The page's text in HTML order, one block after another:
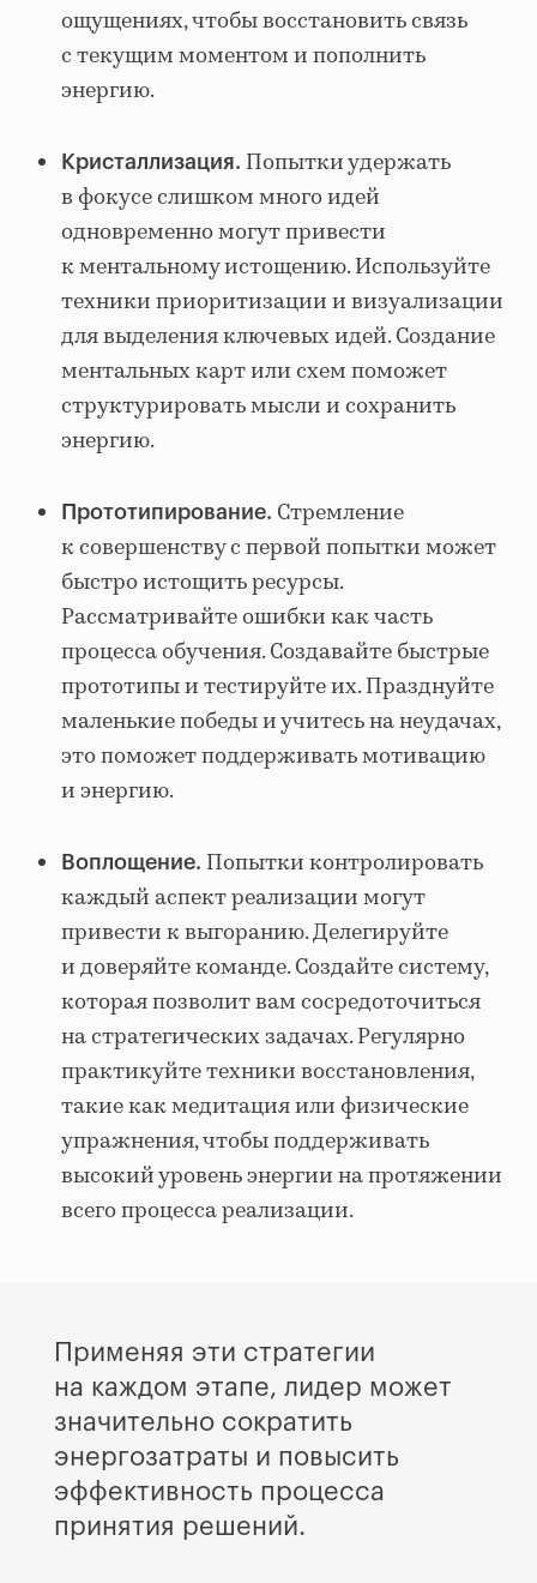
ощущениях, чтобы восстановить связь
с текущим моментом и пополнить
энергию.
Кристаллизация. Попытки удержать
в фокусе слишком много идей
одновременно могут привести
к ментальному истощению. Используйте
техники приоритизации и визуализации
для выделения ключевых идей. Создание
ментальных карт или схем поможет
структурировать мысли и сохранить
энергию.
Прототипирование. Стремление
к совершенству с первой попытки может
быстро истощить ресурсы.
Рассматривайте ошибки как часть
процесса обучения. Создавайте быстрые
прототипы и тестируйте их. Празднуйте
маленькие победы и учитесь на неудачах,
это поможет поддерживать мотивацию
и энергию.
Воплощение. Попытки контролировать
каждый аспект реализации могут
привести к выгоранию. Делегируйте
и доверяйте команде. Создайте систему,
которая позволит вам сосредоточиться
на стратегических задачах. Регулярно
практикуйте техники восстановления,
такие как медитация или физические
упражнения, чтобы поддерживать
высокий уровень энергии на протяжении
всего процесса реализации.
Применяя эти стратегии
на каждом этапе, лидер может
значительно сократить
энергозатраты и повысить
эффективность процесса
принятия решений.